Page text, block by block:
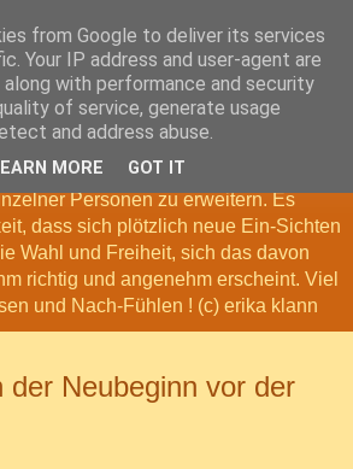
Geschichten
sind Geschichten und
erschaffen hat. Sie können zum
Möglicherweise tragen sie dazu bei,
Personen zu erweitern. Es
dass sich plötzlich neue Ein-Sichten
Wahl und Freiheit, sich das davon
richtig und angenehm erscheint. Viel
und Nach-Fühlen ! (c) erika klann
der Neubeginn vor der
from Google to deliver its services
Your IP address and user-agent are
with performance and security
of service, generate usage
and address abuse.
MORE GOT IT